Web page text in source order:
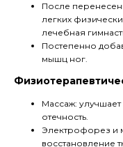
После
легких
лечебная
Постепенно
мышц ног.
Массаж:
отечность.
Электрофорез и
восстановление